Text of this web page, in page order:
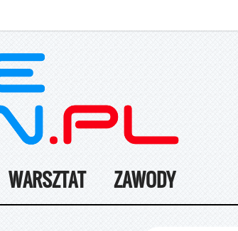
WARSZTAT ZAWODY